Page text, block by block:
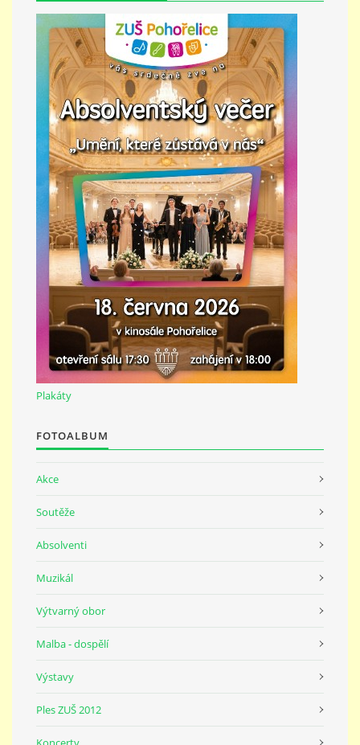
KONTAKTY
PŘÍMĚSTSKÝ TÁBOR
MISS VÝTVARNÝ MODEL
ZAMĚSTNÁNÍ
DOTACE
GDPR
ZUŠ Pohořelice
Školní 462
Pohořelice
© 2026 eStránky.cz
Plakáty
FOTOALBUM
Akce
Soutěže
Absolventi
Muzikál
Výtvarný obor
Malba - dospělí
Výstavy
Ples ZUŠ 2012